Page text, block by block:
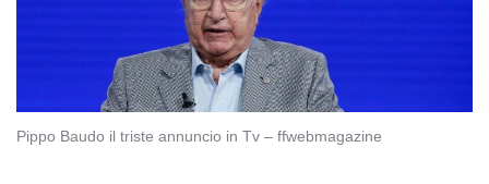
Pippo Baudo il triste annuncio in Tv – ffwebmagazine